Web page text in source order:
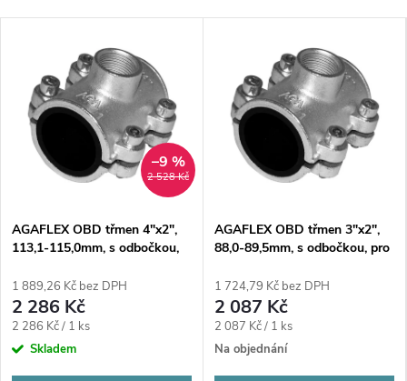
2 528 Kč
–9 %
AGAFLEX OBD třmen 4"x2",
113,1-115,0mm, s odbočkou,
litina/pozink
1 889,26 Kč bez DPH
2 286 Kč
Měrná
cena:
2 286 Kč / 1 ks
Skladem
AGAFLEX OBD třmen 3"x2",
88,0-89,5mm, s odbočkou, pro
litina/pozink
1 724,79 Kč bez DPH
2 087 Kč
Měrná
cena:
2 087 Kč / 1 ks
Na objednání